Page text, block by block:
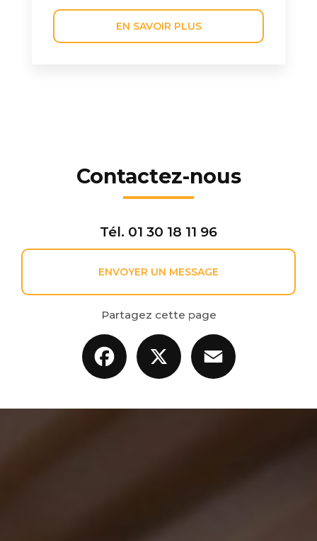
EN SAVOIR PLUS
Contactez-nous
Tél. 01 30 18 11 96
ENVOYER UN MESSAGE
Partagez cette page
Facebook